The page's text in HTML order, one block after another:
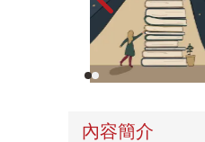
內容簡介